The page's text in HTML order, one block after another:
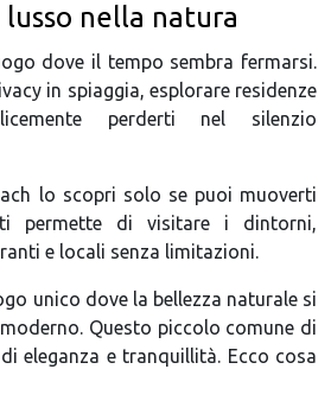
lusso nella natura
dove il tempo sembra fermarsi.
in spiaggia, esplorare residenze
perderti nel silenzio
lo scopri solo se puoi muoverti
ti permette di visitare i dintorni,
e locali senza limitazioni.
unico dove la bellezza naturale si
Questo piccolo comune di
eleganza e tranquillità. Ecco cosa